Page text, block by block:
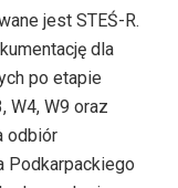
jest STEŚ-R.
dla
po etapie
W4, W9 oraz
odbiór
Podkarpackiego